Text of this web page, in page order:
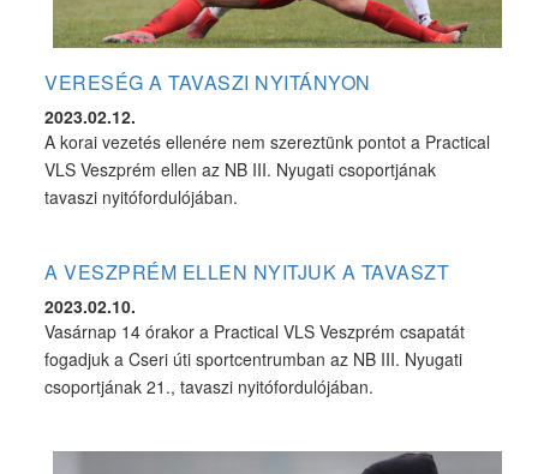
VERESÉG A TAVASZI NYITÁNYON
2023.02.12.
A korai vezetés ellenére nem szereztünk pontot a Practical
VLS Veszprém ellen az NB III. Nyugati csoportjának
tavaszi nyitófordulójában.
A VESZPRÉM ELLEN NYITJUK A TAVASZT
2023.02.10.
Vasárnap 14 órakor a Practical VLS Veszprém csapatát
fogadjuk a Cseri úti sportcentrumban az NB III. Nyugati
csoportjának 21., tavaszi nyitófordulójában.